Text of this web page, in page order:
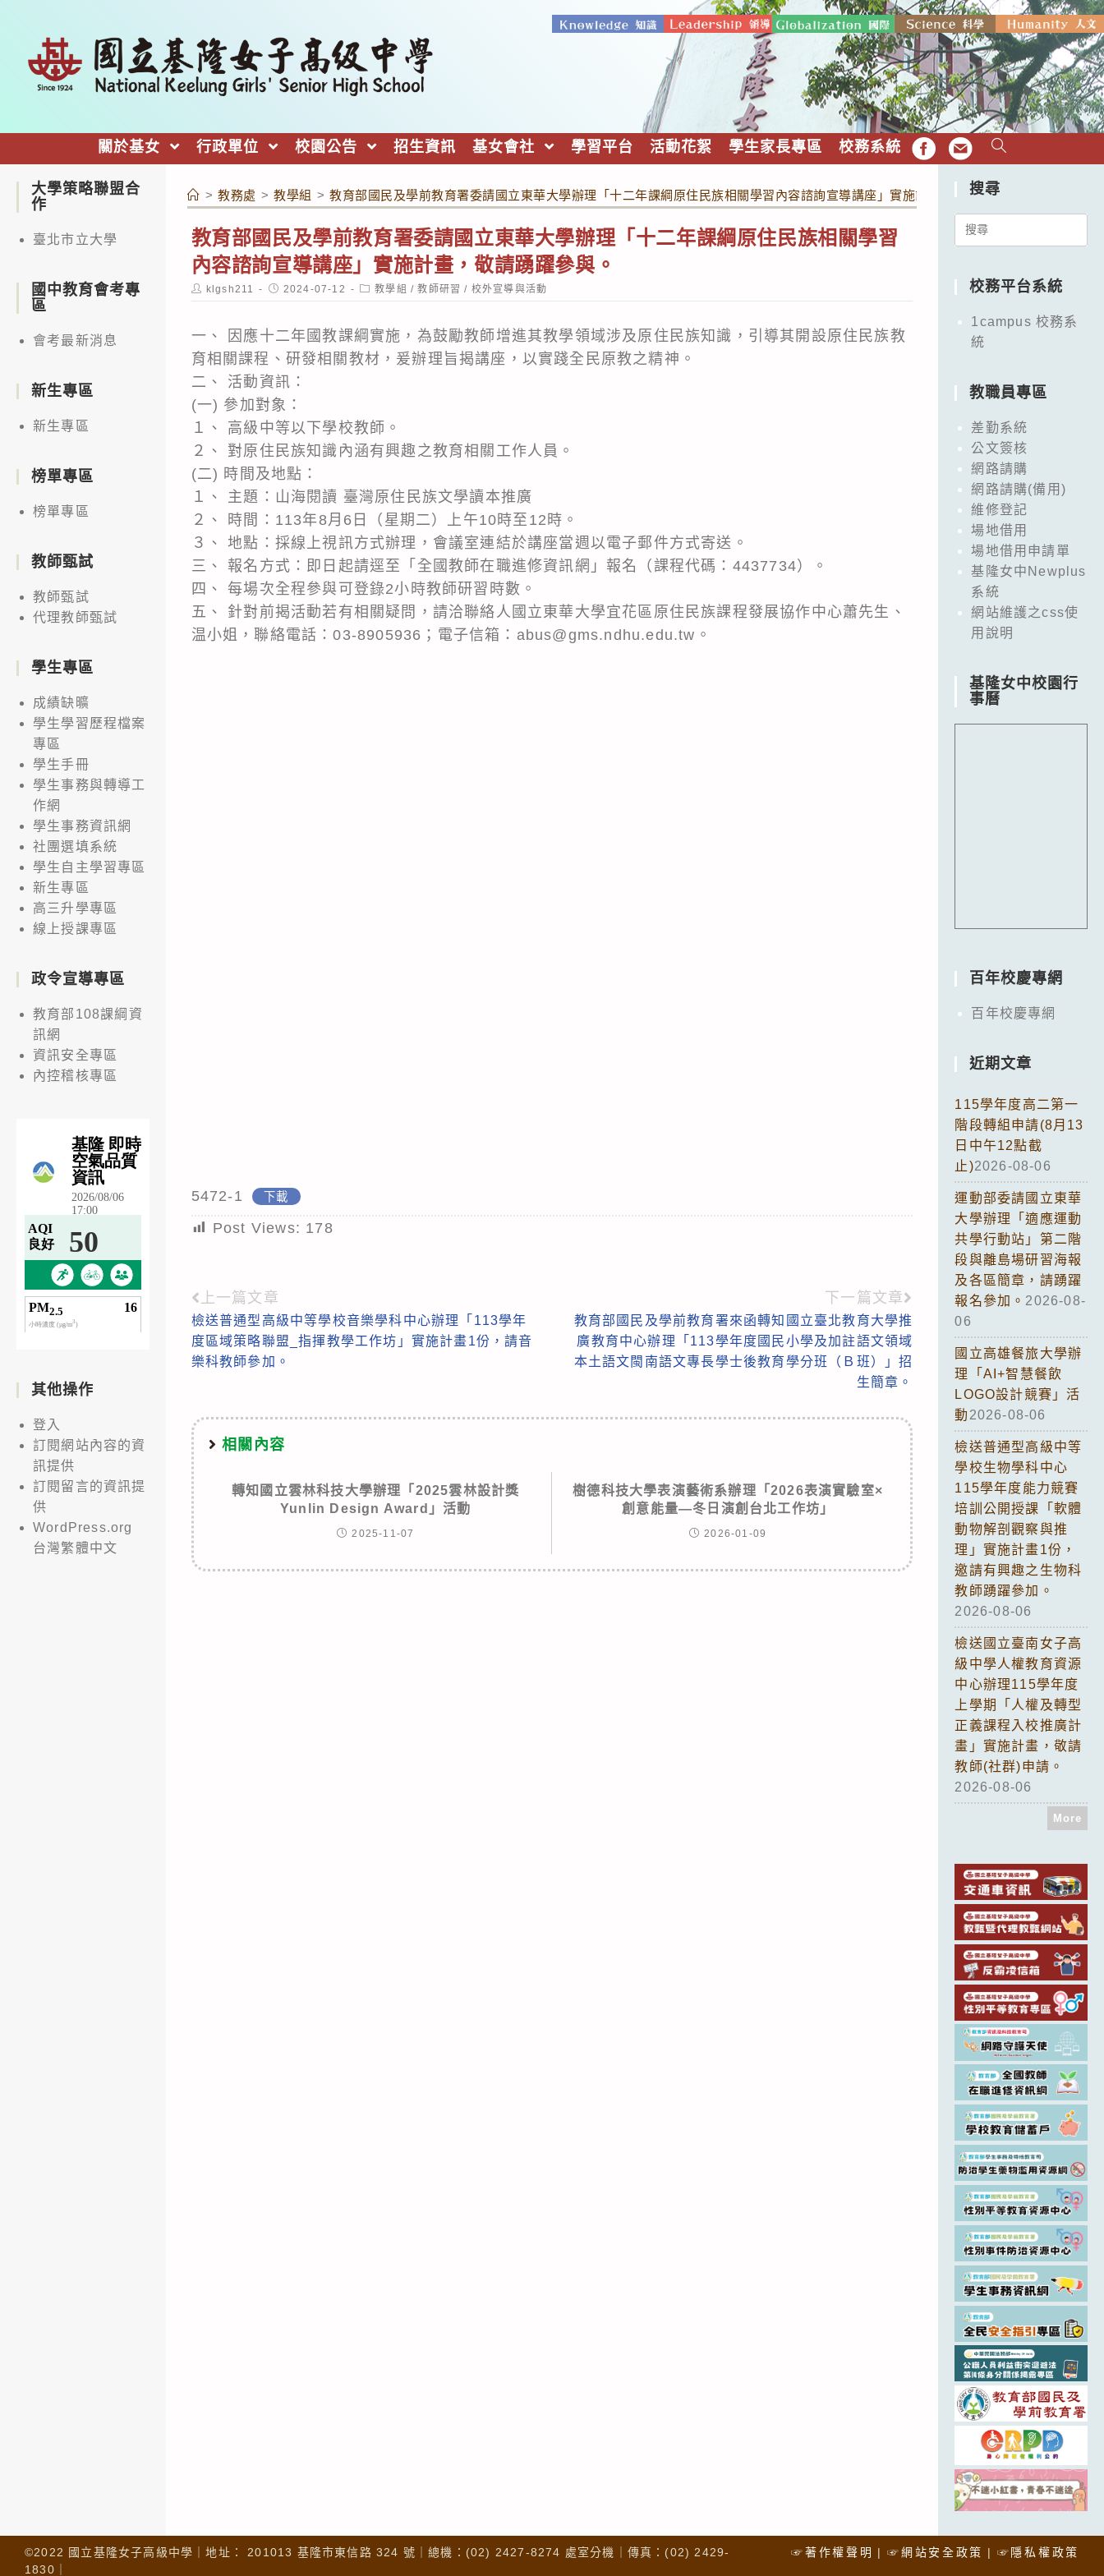
關於基女 行政單位 校園公告 招生資訊 基女會社 學習平台 活動花絮 學生家長專區 校務系統 FB EMAIL
> 教務處 > 教學組 > 教育部國民及學前教育署委請國立東華大學辦理「十二年課綱原住民族相關學習內容諮詢宣導講座」實施計畫，敬請踴躍參與。
教育部國民及學前教育署委請國立東華大學辦理「十二年課綱原住民族相關學習
內容諮詢宣導講座」實施計畫，敬請踴躍參與。
Post
author:
klgsh211
Post
published:
2024-07-12
Post
category:
教學組 / 教師研習 / 校外宣導與活動
一、 因應十二年國教課綱實施，為鼓勵教師增進其教學領域涉及原住民族知識，引導其開設原住民族教
育相關課程、研發相關教材，爰辦理旨揭講座，以實踐全民原教之精神。
二、 活動資訊：
(一) 參加對象：
１、 高級中等以下學校教師。
２、 對原住民族知識內涵有興趣之教育相關工作人員。
(二) 時間及地點：
１、 主題：山海閱讀 臺灣原住民族文學讀本推廣
２、 時間：113年8月6日（星期二）上午10時至12時。
３、 地點：採線上視訊方式辦理，會議室連結於講座當週以電子郵件方式寄送。
三、 報名方式：即日起請逕至「全國教師在職進修資訊網」報名（課程代碼：4437734）。
四、 每場次全程參與可登錄2小時教師研習時數。
五、 針對前揭活動若有相關疑問，請洽聯絡人國立東華大學宜花區原住民族課程發展協作中心蕭先生、
温小姐，聯絡電話：03-8905936；電子信箱：abus@gms.ndhu.edu.tw。
5472-1 下載
Post Views: 178
Read
more
articles
上一篇文章
檢送普通型高級中等學校音樂學科中心辦理「113學年
度區域策略聯盟_指揮教學工作坊」實施計畫1份，請音
樂科教師參加。
下一篇文章
教育部國民及學前教育署來函轉知國立臺北教育大學推
廣教育中心辦理「113學年度國民小學及加註語文領域
本土語文閩南語文專長學士後教育學分班（Ｂ班）」招
生簡章。
相關內容
轉知國立雲林科技大學辦理「2025雲林設計獎
Yunlin Design Award」活動
2025-11-07
樹德科技大學表演藝術系辦理「2026表演實驗室×
創意能量—冬日演創台北工作坊」
2026-01-09
大學策略聯盟合
作
臺北市立大學
國中教育會考專
區
會考最新消息
新生專區
新生專區
榜單專區
榜單專區
教師甄試
教師甄試
代理教師甄試
學生專區
成績缺曠
學生學習歷程檔案
專區
學生手冊
學生事務與轉導工
作網
學生事務資訊網
社團選填系統
學生自主學習專區
新生專區
高三升學專區
線上授課專區
政令宣導專區
教育部108課綱資
訊網
資訊安全專區
內控稽核專區
其他操作
登入
訂閱網站內容的資
訊提供
訂閱留言的資訊提
供
WordPress.org
台灣繁體中文
搜尋
Search
校務平台系統
1campus 校務系
統
教職員專區
差勤系統
公文簽核
網路請購
網路請購(備用)
維修登記
場地借用
場地借用申請單
基隆女中Newplus
系統
網站維護之css使
用說明
基隆女中校園行
事曆
百年校慶專網
百年校慶專網
近期文章
115學年度高二第一
階段轉組申請(8月13
日中午12點截
止)2026-08-06
運動部委請國立東華
大學辦理「適應運動
共學行動站」第二階
段與離島場研習海報
及各區簡章，請踴躍
報名參加。 2026-08-
06
國立高雄餐旅大學辦
理「AI+智慧餐飲
LOGO設計競賽」活
動 2026-08-06
檢送普通型高級中等
學校生物學科中心
115學年度能力競賽
培訓公開授課「軟體
動物解剖觀察與推
理」實施計畫1份，
邀請有興趣之生物科
教師踴躍參加。
2026-08-06
檢送國立臺南女子高
級中學人權教育資源
中心辦理115學年度
上學期「人權及轉型
正義課程入校推廣計
畫」實施計畫，敬請
教師(社群)申請。
2026-08-06
More
☞著作權聲明 ☞網站安全政策 ☞隱私權政策
©2022 國立基隆女子高級中學｜地址： 201013 基隆市東信路 324 號｜總機：(02) 2427-8274 處室分機｜傳真：(02) 2429-
1830｜